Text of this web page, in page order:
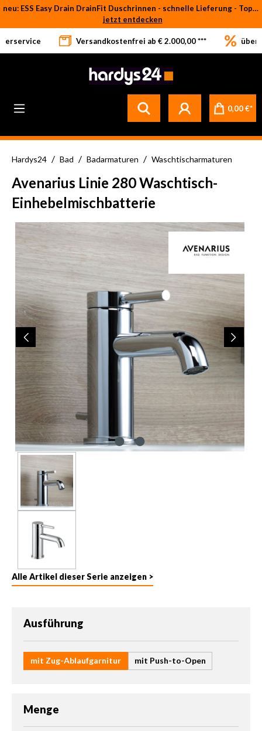
Zum Hauptinhalt springen
neu: ESS Easy Drain DrainFit Duschrinnen - schnelle Lieferung - Top-Preise
jetzt entdecken
Versandkostenfrei ab € 2.000,00 *** über
0,00 €*
Hardys24 / Bad / Badarmaturen / Waschtischarmaturen
Avenarius Linie 280 Waschtisch-
Einhebelmischbatterie
Bildergalerie überspringen
Alle Artikel dieser Serie anzeigen >
Ausführung
mit Zug-Ablaufgarnitur mit Push-to-Open
Menge